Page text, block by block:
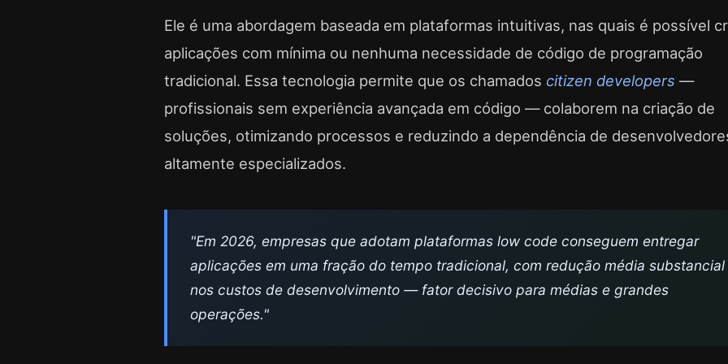
Ele é uma abordagem baseada em plataformas intuitivas, nas quais é possível
aplicações com mínima ou nenhuma necessidade de código de programação
tradicional. Essa tecnologia permite que os chamados citizen developers —
profissionais sem experiência avançada em código — colaborem na criação de
soluções, otimizando processos e reduzindo a dependência de
altamente especializados.
"Em 2026, empresas que adotam plataformas low code conseguem entregar
aplicações em uma fração do tempo tradicional, com redução média substancial
nos custos de desenvolvimento — fator decisivo para médias e grandes
operações."